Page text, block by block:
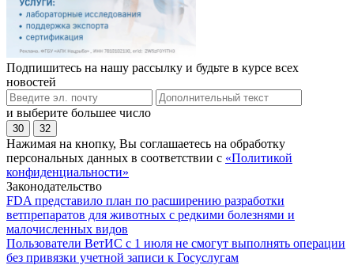
Подпишитесь на нашу рассылку и будьте в курсе всех
новостей
и выберите большее число
30 32
Нажимая на кнопку, Вы соглашаетесь на обработку
персональных данных в соответствии с «Политикой
конфиденциальности»
Законодательство
FDA представило план по расширению разработки
ветпрепаратов для животных с редкими болезнями и
малочисленных видов
Пользователи ВетИС с 1 июля не смогут выполнять операции
без привязки учетной записи к Госуслугам